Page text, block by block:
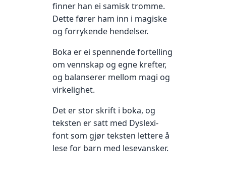
finner han ei samisk tromme.
Dette fører ham inn i magiske
og forrykende hendelser.
Boka er ei spennende fortelling
om vennskap og egne krefter,
og balanserer mellom magi og
virkelighet.
Det er stor skrift i boka, og
teksten er satt med Dyslexi-
font som gjør teksten lettere å
lese for barn med lesevansker.